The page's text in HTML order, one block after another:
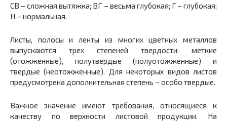
СВ – сложная вытяжка; ВГ – весьма глубокая; Г – глубокая;
Н – нормальная.
Листы, полосы и ленты из многих цветных металлов
выпускаются трех степеней твердости: меткие
(отожженные), полутвердые (полуотожженные) и
твердые (неотожженные). Для некоторых видов листов
предусмотрена дополнительная степень – особо твердые.
Важное значение имеют требования, относящиеся к
качеству по­ верхности листовой продукции. На